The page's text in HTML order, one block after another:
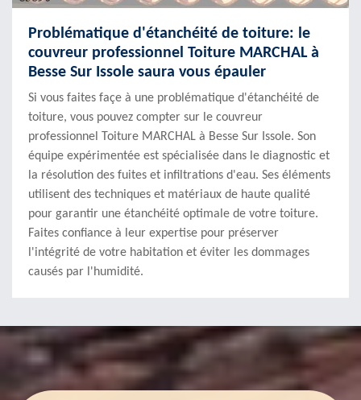
Problématique d'étanchéité de toiture: le
couvreur professionnel Toiture MARCHAL à
Besse Sur Issole saura vous épauler
Si vous faites façe à une problématique d'étanchéité de
toiture, vous pouvez compter sur le couvreur
professionnel Toiture MARCHAL à Besse Sur Issole. Son
équipe expérimentée est spécialisée dans le diagnostic et
la résolution des fuites et infiltrations d'eau. Ses éléments
utilisent des techniques et matériaux de haute qualité
pour garantir une étanchéité optimale de votre toiture.
Faites confiance à leur expertise pour préserver
l'intégrité de votre habitation et éviter les dommages
causés par l'humidité.